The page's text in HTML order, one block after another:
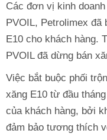
Các đơn vị kinh
PVOIL, Petrolimex đã
E10 cho khách hàng.
PVOIL đã dừng bán
Việc bắt buộc phối
xăng E10 từ đầu
của khách hàng, bởi
đảm bảo tương thích